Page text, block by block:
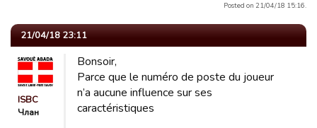
Posted on 21/04/18 15:16.
21/04/18 23:11
ISBC
Члан
Bonsoir,
Parce que le numéro de poste du joueur
n’a aucune influence sur ses
caractéristiques